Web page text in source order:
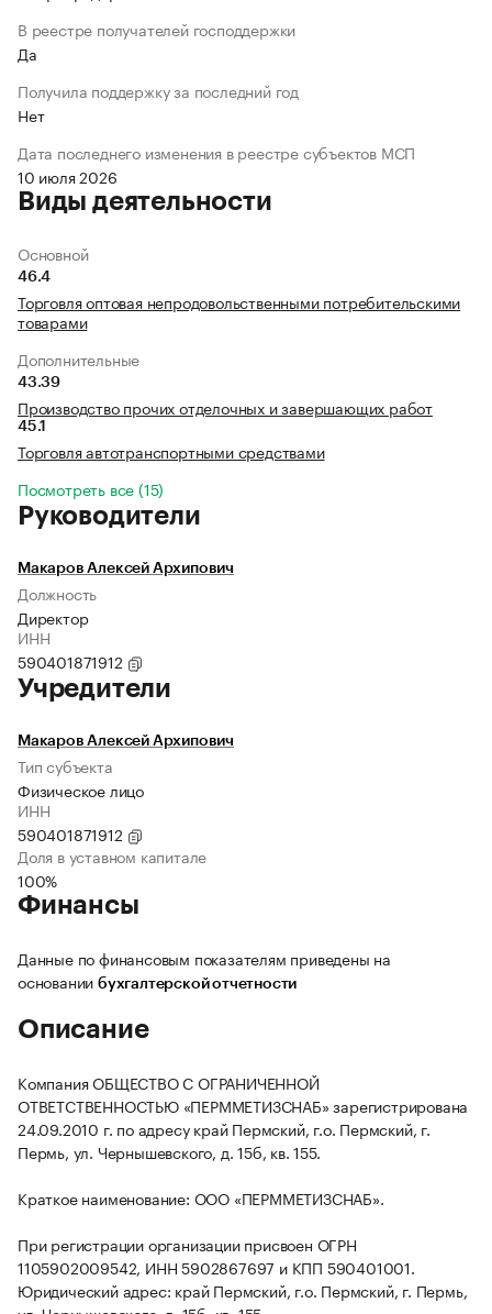
В реестре получателей господдержки
Да
Получила поддержку за последний год
Нет
Дата последнего изменения в реестре субъектов МСП
10 июля 2026
Виды деятельности
Основной
46.4
Торговля оптовая непродовольственными потребительскими
товарами
Дополнительные
43.39
Производство прочих отделочных и завершающих работ
45.1
Торговля автотранспортными средствами
Посмотреть все (15)
Руководители
Макаров Алексей Архипович
Должность
Директор
ИНН
590401871912
Учредители
Макаров Алексей Архипович
Тип субъекта
Физическое лицо
ИНН
590401871912
Доля в уставном капитале
100%
Финансы
Данные по финансовым показателям приведены на
основании бухгалтерской отчетности
Описание
Компания ОБЩЕСТВО С ОГРАНИЧЕННОЙ
ОТВЕТСТВЕННОСТЬЮ «ПЕРММЕТИЗСНАБ» зарегистрирована
24.09.2010 г. по адресу край Пермский, г.о. Пермский, г.
Пермь, ул. Чернышевского, д. 15б, кв. 155.
Краткое наименование: ООО «ПЕРММЕТИЗСНАБ».
При регистрации организации присвоен ОГРН
1105902009542, ИНН 5902867697 и КПП 590401001.
Юридический адрес: край Пермский, г.о. Пермский, г. Пермь,